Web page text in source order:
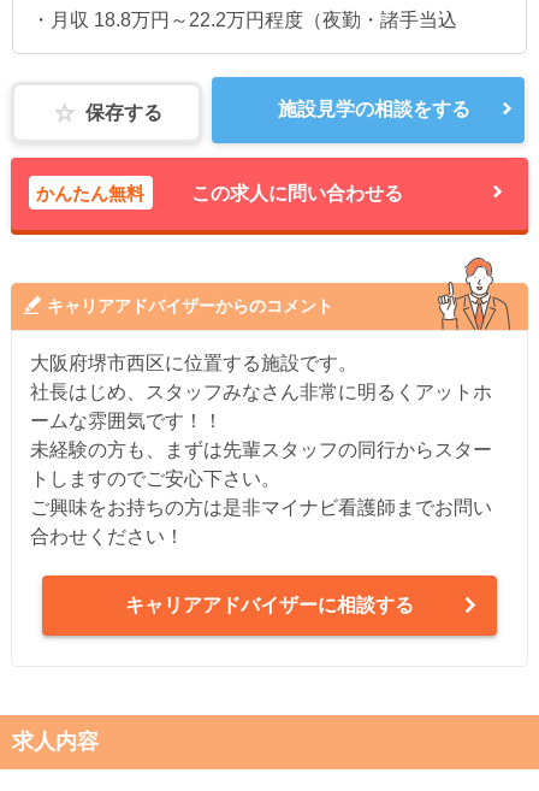
・月収 18.8万円～22.2万円程度（夜勤・諸手当込
保存する 施設見学の相談をする
かんたん無料 この求人に問い合わせる
キャリアアドバイザーからのコメント
大阪府堺市西区に位置する施設です。
社長はじめ、スタッフみなさん非常に明るくアットホ
ームな雰囲気です！！
未経験の方も、まずは先輩スタッフの同行からスター
トしますのでご安心下さい。
ご興味をお持ちの方は是非マイナビ看護師までお問い
合わせください！
キャリアアドバイザーに相談する
求人内容